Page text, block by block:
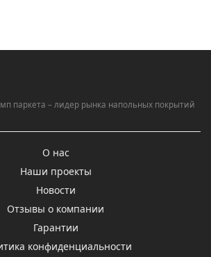
паркета – лидер рынка напольных покрытий
О нас
Наши проекты
Новости
Отзывы о компании
Гарантии
конфиденциальности